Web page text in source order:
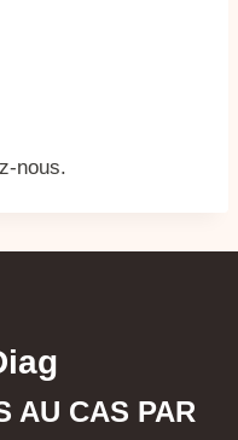
nous.
AU CAS PAR